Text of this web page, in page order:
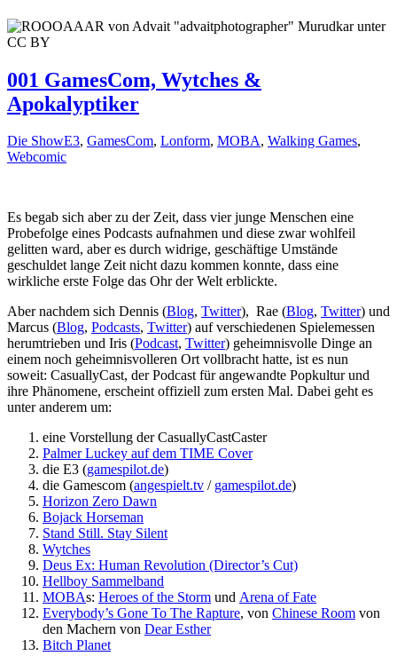
001 GamesCom, Wytches &
Apokalyptiker
Die ShowE3, GamesCom, Lonform, MOBA, Walking Games,
Webcomic
Es begab sich aber zu der Zeit, dass vier junge Menschen eine
Probefolge eines Podcasts aufnahmen und diese zwar wohlfeil
gelitten ward, aber es durch widrige, geschäftige Umstände
geschuldet lange Zeit nicht dazu kommen konnte, dass eine
wirkliche erste Folge das Ohr der Welt erblickte.
Aber nachdem sich Dennis (Blog, Twitter), Rae (Blog, Twitter) und
Marcus (Blog, Podcasts, Twitter) auf verschiedenen Spielemessen
herumtrieben und Iris (Podcast, Twitter) geheimnisvolle Dinge an
einem noch geheimnisvolleren Ort vollbracht hatte, ist es nun
soweit: CasuallyCast, der Podcast für angewandte Popkultur und
ihre Phänomene, erscheint offiziell zum ersten Mal. Dabei geht es
unter anderem um:
eine Vorstellung der CasuallyCastCaster
Palmer Luckey auf dem TIME Cover
die E3 (gamespilot.de)
die Gamescom (angespielt.tv / gamespilot.de)
Horizon Zero Dawn
Bojack Horseman
Stand Still. Stay Silent
Wytches
Deus Ex: Human Revolution (Director’s Cut)
Hellboy Sammelband
MOBAs: Heroes of the Storm und Arena of Fate
Everybody’s Gone To The Rapture, von Chinese Room von
den Machern von Dear Esther
Bitch Planet